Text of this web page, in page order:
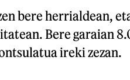
bere herrialdean,
Bere garaian
ireki zezan.